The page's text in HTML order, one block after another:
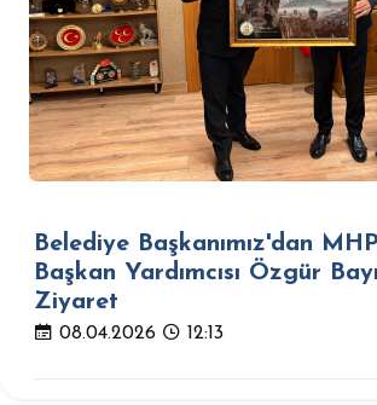
Belediye Başkanımız'dan
Başkan Yardımcısı Özgür
Ziyaret
08.04.2026 12:13